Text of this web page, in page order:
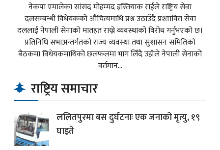
नेकपा एमालेका सांसद मोहम्मद इस्तियाक राईले राष्ट्रिय सेवा
दलसम्बन्धी विधेयकको औचित्यमाथि प्रश्न उठाउँदै प्रश्तावित सेवा
दललाई नेपाली सेनाको मातहत राख्ने व्यवस्थाको विरोध गर्नुभएको छ।
प्रतिनिधि सभाअन्तर्गतको राज्य व्यवस्था तथा सुशासन समितिको
बैठकमा विधेयकमाथिको छलफलमा भाग लिँदै उहाँले नेपाली सेनाको
वर्तमान...
राष्ट्रिय समाचार
ललितपुरमा बस दुर्घटनाः एक जनाको मृत्यु, १९
घाइते